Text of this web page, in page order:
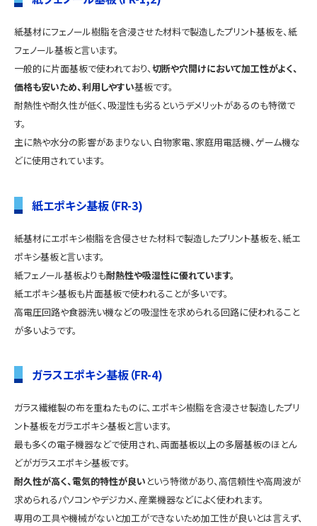
紙基材にフェノール樹脂を含浸させた材料で製造したプリント基板を、紙
フェノール基板と言います。
一般的に片面基板で使われており、切断や穴開けにおいて加工性がよく、
価格も安いため、利用しやすい基板です。
耐熱性や耐久性が低く、吸湿性も劣るというデメリットがあるのも特徴で
す。
主に熱や水分の影響があまりない、白物家電、家庭用電話機、ゲーム機な
どに使用されています。
紙エポキシ基板（FR-3)
紙基材にエポキシ樹脂を含侵させた材料で製造したプリント基板を、紙エ
ポキシ基板と言います。
紙フェノール基板よりも耐熱性や吸湿性に優れています。
紙エポキシ基板も片面基板で使われることが多いです。
高電圧回路や食器洗い機などの吸湿性を求められる回路に使われること
が多いようです。
ガラスエポキシ基板（FR-4)
ガラス繊維製の布を重ねたものに、エポキシ樹脂を含浸させ製造したプリ
ント基板をガラエポキシ基板と言います。
最も多くの電子機器などで使用され、両面基板以上の多層基板のほとん
どがガラスエポキシ基板です。
耐久性が高く、電気的特性が良い という特徴があり、高信頼性や高周波が
求められるパソコンやデジカメ、産業機器などによく使われます。
専用の工具や機械がないと加工ができないため加工性が良いとは言えず、